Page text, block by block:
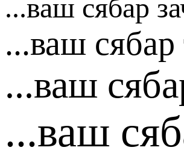
...ваш сябар
...ваш сябар
...ваш
...ваш